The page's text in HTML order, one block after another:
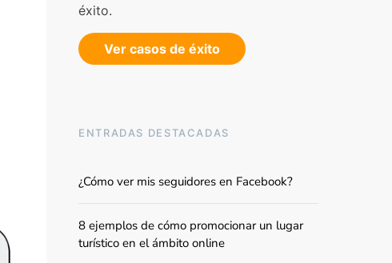
éxito.
Ver casos de éxito
ENTRADAS DESTACADAS
¿Cómo ver mis seguidores en Facebook?
8 ejemplos de cómo promocionar un lugar
turístico en el ámbito online